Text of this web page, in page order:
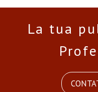
La tua